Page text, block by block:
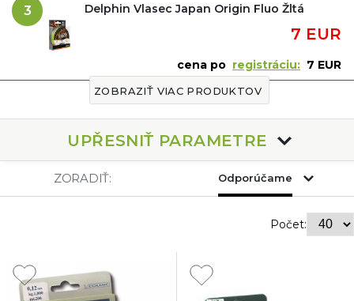
3 Delphin Vlasec Japan Origin Fluo Žltá
7 EUR
cena po registráciu: 7 EUR
ZOBRAZIŤ VIAC PRODUKTOV
UPŘESNIŤ PARAMETRE
ZORADIŤ: Odporúčame
Počet: